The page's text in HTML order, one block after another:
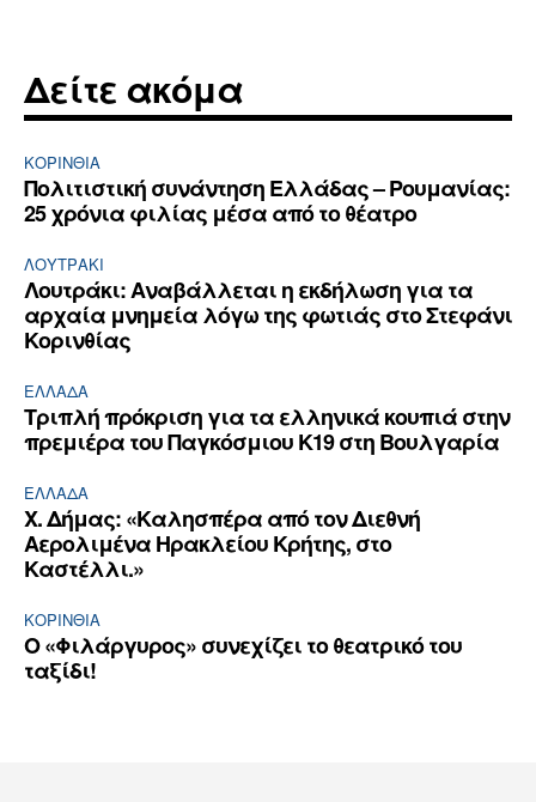
Δείτε ακόμα
ΚΟΡΙΝΘΊΑ
Πολιτιστική συνάντηση Ελλάδας – Ρουμανίας:
25 χρόνια φιλίας μέσα από το θέατρο
ΛΟΥΤΡΆΚΙ
Λουτράκι: Αναβάλλεται η εκδήλωση για τα
αρχαία μνημεία λόγω της φωτιάς στο Στεφάνι
Κορινθίας
ΕΛΛΆΔΑ
Τριπλή πρόκριση για τα ελληνικά κουπιά στην
πρεμιέρα του Παγκόσμιου Κ19 στη Βουλγαρία
ΕΛΛΆΔΑ
Χ. Δήμας: «Καλησπέρα από τον Διεθνή
Αερολιμένα Ηρακλείου Κρήτης, στο
Καστέλλι.»
ΚΟΡΙΝΘΊΑ
Ο «Φιλάργυρος» συνεχίζει το θεατρικό του
ταξίδι!